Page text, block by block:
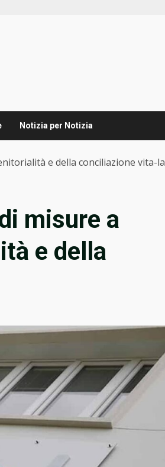
Notizia per Notizia
e della conciliazione vita-
misure a
e della